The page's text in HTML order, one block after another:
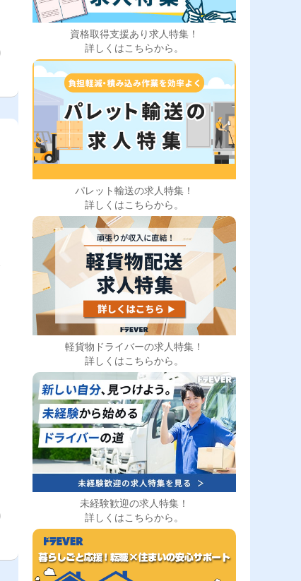
資格取得支援あり求人特集！
詳しくはこちらから。
パレット輸送の求人特集！
詳しくはこちらから。
軽貨物ドライバーの求人特集！
詳しくはこちらから。
未経験歓迎の求人特集！
詳しくはこちらから。